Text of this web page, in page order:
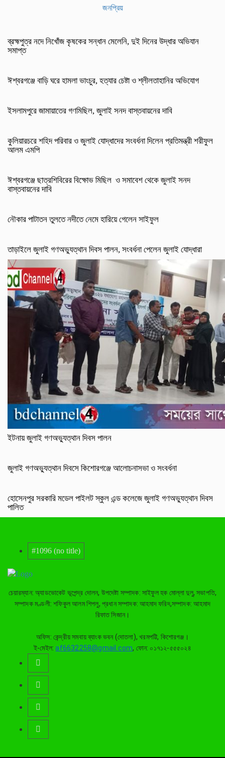
জনপ্রিয়
ব্রহ্মপুত্র নদে নিখোঁজ কৃষকের সন্ধান মেলেনি, দুই দিনের উদ্ধার অভিযান
সমাপ্ত
ঈশ্বরগঞ্জে বাড়ি ঘরে হামলা ভাংচুর, হত্যার চেষ্টা ও শ্লীলতাহানির অভিযোগ
ইসলামপুরে জামায়াতের গণমিছিল, জুলাই সনদ বাস্তবায়নের দাবি
কুলিয়ারচরে শহিদ পরিবার ও জুলাই যোদ্ধাদের সংবর্ধনা দিলেন প্রতিমন্ত্রী শরীফুল
আলম এমপি
ঈশ্বরগঞ্জে ছাত্রশিবিরের বিক্ষোভ মিছিল ও সমাবেশ থেকে জুলাই সনদ
বাস্তবায়নের দাবি
নৌকার পাটাতন তুলতে নদীতে নেমে হারিয়ে গেলেন সাইফুল
তাড়াইলে জুলাই গণঅভ্যুত্থান দিবস পালন, সংবর্ধনা পেলেন জুলাই যোদ্ধারা
ইটনায় জুলাই গণঅভ্যুত্থান দিবস পালন
জুলাই গণঅভ্যুত্থান দিবসে কিশোরগঞ্জে আলোচনাসভা ও সংবর্ধনা
হোসেনপুর সরকারি মডেল পাইলট স্কুল এন্ড কলেজে জুলাই গণঅভ্যুত্থান দিবস
পালিত
#1096 (no title)
চেয়ারম্যান: অ্যাডভোকেট ভূপেন্দ্র দোলন, উপদেষ্টা সম্পাদক: সাইফুল হক মোল্লা দুলু, সভাপতি,
সম্পাদক মণ্ডলী: শফিকুল আলম শিপলু, প্রধান সম্পাদক: আহমাদ ফরিদ,সম্পাদক: আহমাদ
রিফাত সিজান।
অফিস: কেন্দ্রীয় সমবায় ব্যাংক ভবন (দোতলা), খরমপট্টি, কিশোরগঞ্জ।
ই-মেইল:af6632258@gmail.com, ফোন: ০১৭১২-৫৫৫০২৪